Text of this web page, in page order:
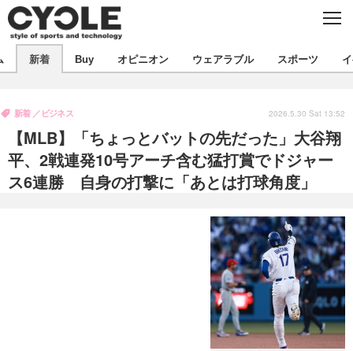
C
E
製品/用品
衣類
飲食
バックナンバー
コラム
インプレ
ボイス
デバイス
ビジネス
国内
海外
スポーツ
短信
まとめ
写真
イベント
スポーツ
文化
出版／映画
ファッション
写真
政治
新着 Buy オピニオン ウェアラブル スポーツ
【MLB】「ちょっとバットの先だった」大谷翔
平、2戦連発10号アーチ含む猛打賞でドジャー
ス6連勝 自身の打撃に「あとは打球角度」
新着 ビジネス 2026.5.30 Sat 13:52